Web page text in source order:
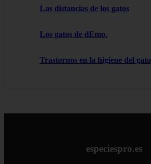
Las distancias de los gatos
Los gatos de dEmo.
Trastornos en la higiene del gato
especiespro.es